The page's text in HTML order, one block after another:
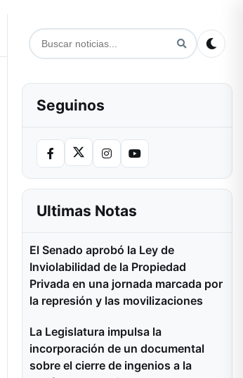
Seguinos
Ultimas Notas
El Senado aprobó la Ley de
Inviolabilidad de la Propiedad
Privada en una jornada marcada por
la represión y las movilizaciones
La Legislatura impulsa la
incorporación de un documental
sobre el cierre de ingenios a la